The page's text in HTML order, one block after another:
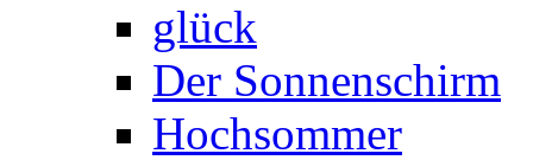
glück
Der Sonnenschirm
Hochsommer